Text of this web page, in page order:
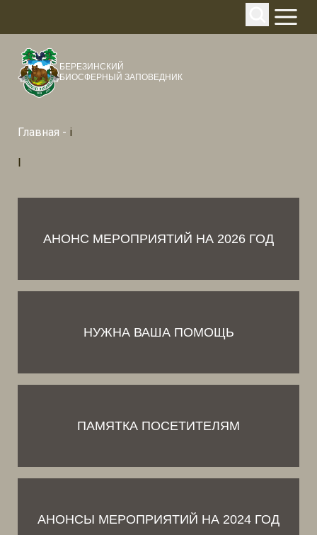
БЕРЕЗИНСКИЙ
БИОСФЕРНЫЙ ЗАПОВЕДНИК
Главная - i
I
АНОНС МЕРОПРИЯТИЙ НА 2026 ГОД
НУЖНА ВАША ПОМОЩЬ
ПАМЯТКА ПОСЕТИТЕЛЯМ
АНОНСЫ МЕРОПРИЯТИЙ НА 2024 ГОД